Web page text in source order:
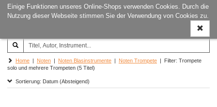
Einige Funktionen unseres Online-Shops verwenden Cookies. Durch die
Nutzung dieser Webseite stimmen Sie der Verwendung von Cookies zu.
ein-/
Joachim‐Trekel‐Musikverlag,
Hamburg
Home | Noten | Noten Blasinstrumente | Noten Trompete | Filter: Trompete
solo und mehrere Trompeten (5 Titel)
Sortierung: Datum (Absteigend)